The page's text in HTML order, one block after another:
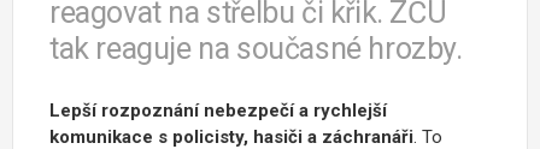
reagovat na střelbu či křik. ZČU
tak reaguje na současné hrozby.
Lepší rozpoznání nebezpečí a rychlejší
komunikace s policisty, hasiči a záchranáři. To